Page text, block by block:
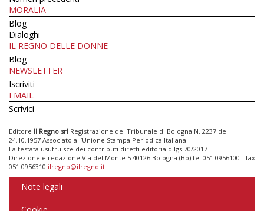
MORALIA
Blog
Dialoghi
IL REGNO DELLE DONNE
Blog
NEWSLETTER
Iscriviti
EMAIL
Scrivici
Editore Il Regno srl Registrazione del Tribunale di Bologna N. 2237 del
24.10.1957 Associato all’Unione Stampa Periodica Italiana
La testata usufruisce dei contributi diretti editoria d.lgs 70/2017
Direzione e redazione Via del Monte 5 40126 Bologna (Bo) tel 051 0956100 - fax
051 0956310 ilregno@ilregno.it
Note legali